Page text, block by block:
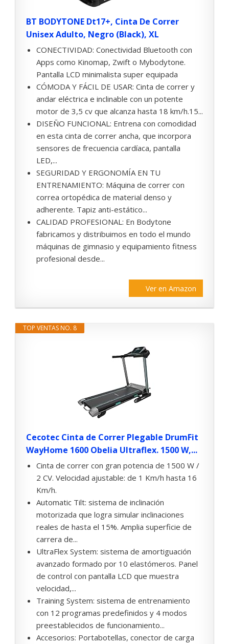
BT BODYTONE Dt17+, Cinta De Correr
Unisex Adulto, Negro (Black), XL
CONECTIVIDAD: Conectividad Bluetooth con
Apps como Kinomap, Zwift o Mybodytone.
Pantalla LCD minimalista super equipada
CÓMODA Y FÁCIL DE USAR: Cinta de correr y
andar eléctrica e inclinable con un potente
motor de 3,5 cv que alcanza hasta 18 km/h.15...
DISEÑO FUNCIONAL: Entrena con comodidad
en esta cinta de correr ancha, que incorpora
sensores de frecuencia cardíaca, pantalla
LED,...
SEGURIDAD Y ERGONOMÍA EN TU
ENTRENAMIENTO: Máquina de correr con
correa ortopédica de material denso y
adherente. Tapiz anti-estático...
CALIDAD PROFESIONAL: En Bodytone
fabricamos y distribuimos en todo el mundo
máquinas de gimnasio y equipamiento fitness
profesional desde...
Ver en Amazon
TOP VENTAS NO. 8
Cecotec Cinta de Correr Plegable DrumFit
WayHome 1600 Obelia Ultraflex. 1500 W,...
Cinta de correr con gran potencia de 1500 W /
2 CV. Velocidad ajustable: de 1 Km/h hasta 16
Km/h.
Automatic Tilt: sistema de inclinación
motorizada que logra simular inclinaciones
reales de hasta el 15%. Amplia superficie de
carrera de...
UltraFlex System: sistema de amortiguación
avanzado formado por 10 elastómeros. Panel
de control con pantalla LCD que muestra
velocidad,...
Training System: sistema de entrenamiento
con 12 programas predefinidos y 4 modos
preestablecidos de funcionamiento...
Accesorios: Portabotellas, conector de carga